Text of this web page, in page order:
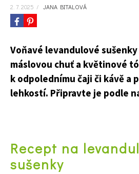
2. 7. 2025 / JANA BITALOVÁ
Voňavé levandulové
máslovou chuť a květinové
k odpolednímu čaji či kávě a
lehkostí. Připravte je podle
Recept na
sušenky